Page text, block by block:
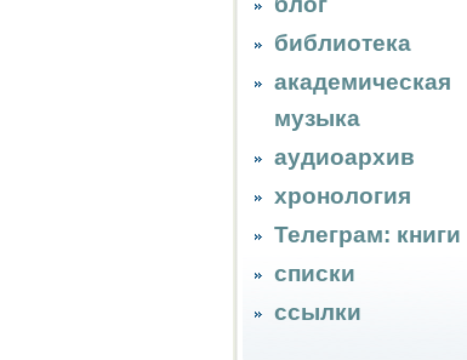
библиотека
академическая
музыка
аудиоархив
хронология
Телеграм: книги
списки
ссылки